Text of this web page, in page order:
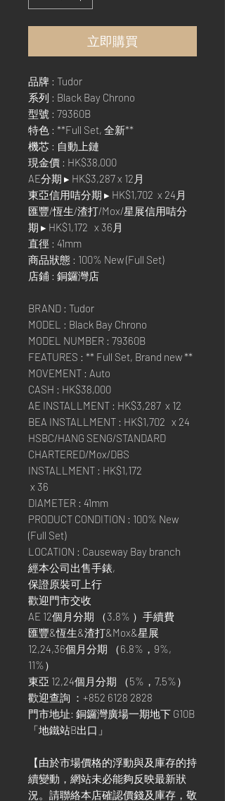
立即購買
品牌 : Tudor
系列 : Black Bay Chrono
型號 : 79360B
特色 : **Full Set, 全新**
機芯 : 自動上鏈
現金價 : HK$38,000
AE分期 ▸ HK$3,287 x 12月
東亞信用咭分期 ▸ HK$1,702 x 24月
匯豐/恆生/渣打/Mox/星展信用咭分
期 ▸ HK$1,172 x 36月
直徑 : 41mm
商品狀態 : 100% New (Full Set)
店鋪 : 銅鑼灣店
BRAND : Tudor
MODEL : Black Bay Chrono
MODEL NUMBER : 79360B
FEATURES : ** Full Set, Brand new **
MOVEMENT : Auto
CASH : HK$38,000
AE INSTALLMENT : HK$3,287 x 12
BEA INSTALLMENT : HK$1,702 x 24
HSBC/HANG SENG/STANDARD
CHARTERED/Mox/DBS
INSTALLMENT : HK$1,172
x 36
DIAMETER : 41mm
PRODUCT CONDITION : 100% New
(Full Set)
LOCATION : Causeway Bay branch
經本公司出售手錶,
保證原裝可上行
歡迎門市交收
AE 12個月分期 （3.8% ）手續費
匯豐&恆生&渣打&Mox&星展
12,24,36個月分期 （6.8%，9%,
11%）
東亞 12,24個月分期 （5%，7.5%）
歡迎查詢 ：+852 6128 2828
門市地址: 銅鑼灣廣場一期地下 G10B
「地鐵站B出口」
【由於市場價格的浮動與及庫存的持
續變動，網站未必能夠反映最新狀
況。請聯絡本店確認價錢及庫存，敬